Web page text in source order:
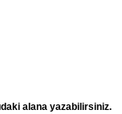
alana yazabilirsiniz.